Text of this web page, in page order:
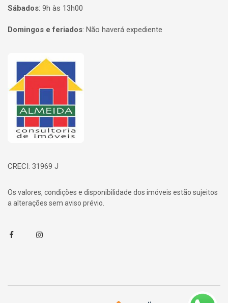
Sábados: 9h às 13h00
Domingos e feriados: Não haverá expediente
Página inicial
CRECI: 31969 J
Os valores, condições e disponibilidade dos imóveis estão sujeitos
a alterações sem aviso prévio.
FacebookInstagram